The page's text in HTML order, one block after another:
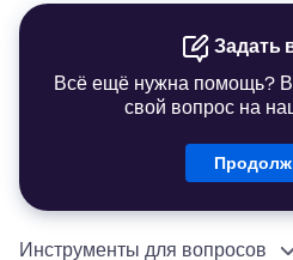
Задать
Всё ещё нужна помощь?
свой вопрос на
Инструменты для вопросов